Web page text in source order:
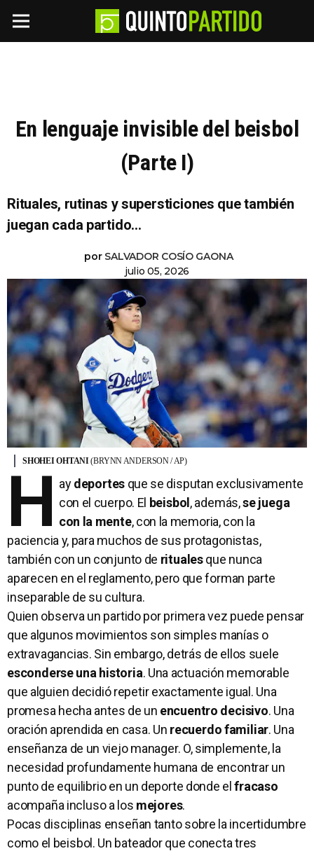
En lenguaje invisible del beisbol
(Parte I)
Rituales, rutinas y supersticiones que también
juegan cada partido...
por SALVADOR COSÍO GAONA
julio 05, 2026
SHOHEI OHTANI(BRYNN ANDERSON / AP)
H aydeportes que se disputan exclusivamente
con el cuerpo. El beisbol , además,se juega
con la mente, con la memoria, con la
paciencia y, para muchos de sus protagonistas,
también con un conjunto de ritualesque nunca
aparecen en el reglamento, pero que forman parte
inseparable de su cultura.
Quien observa un partido por primera vez puede pensar
que algunos movimientos son simples manías o
extravagancias. Sin embargo, detrás de ellos suele
esconderse una historia. Una actuación memorable
que alguien decidió repetir exactamente igual. Una
promesa hecha antes de un encuentro decisivo. Una
oración aprendida en casa. Un recuerdo familiar. Una
enseñanza de un viejo manager. O, simplemente, la
necesidad profundamente humana de encontrar un
punto de equilibrio en un deporte donde elfracaso
acompaña incluso a los mejores.
Pocas disciplinas enseñan tanto sobre la incertidumbre
como el beisbol. Un bateador que conecta tres